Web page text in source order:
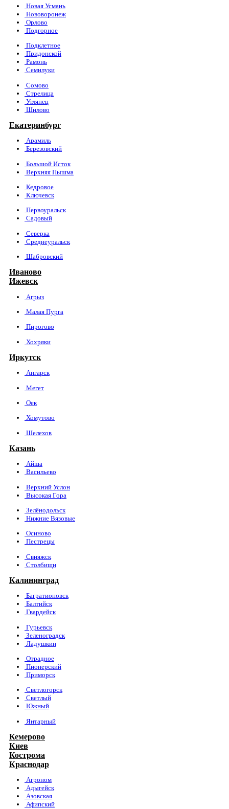
Новая Усмань
Нововоронеж
Орлово
Подгорное
Подклетное
Придонской
Рамонь
Семилуки
Сомово
Стрелица
Углянец
Шилово
Екатеринбург
Арамиль
Березовский
Большой Исток
Верхняя Пышма
Кедровое
Ключевск
Первоуральск
Садовый
Северка
Среднеуральск
Шабровский
Иваново
Ижевск
Агрыз
Малая Пурга
Пирогово
Хохряки
Иркутск
Ангарск
Мегет
Оек
Хомутово
Шелехов
Казань
Айша
Васильево
Верхний Услон
Высокая Гора
Зелёнодольск
Нижние Вязовые
Осиново
Пестрецы
Свияжск
Столбищи
Калининград
Багратионовск
Балтийск
Гвардейск
Гурьевск
Зеленоградск
Ладушкин
Отрадное
Пионерский
Приморск
Светлогорск
Светлый
Южный
Янтарный
Кемерово
Киев
Кострома
Краснодар
Агроном
Адыгейск
Азовская
Афипский